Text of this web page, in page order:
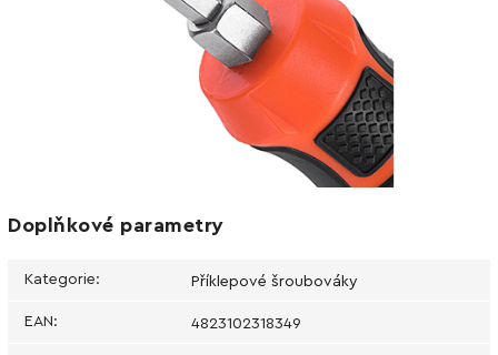
Doplňkové parametry
Kategorie: Příklepové šroubováky
EAN: 4823102318349